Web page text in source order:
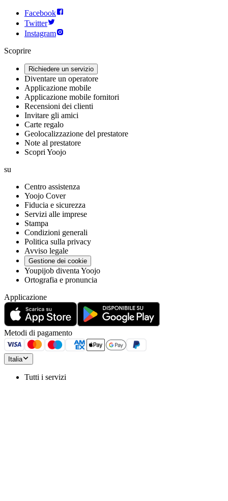
Facebook
Twitter
Instagram
Scoprire
Richiedere un servizio
Diventare un operatore
Applicazione mobile
Applicazione mobile fornitori
Recensioni dei clienti
Invitare gli amici
Carte regalo
Geolocalizzazione del prestatore
Note al prestatore
Scopri Yoojo
su
Centro assistenza
Yoojo Cover
Fiducia e sicurezza
Servizi alle imprese
Stampa
Condizioni generali
Politica sulla privacy
Avviso legale
Gestione dei cookie
Youpijob diventa Yoojo
Ortografia e pronuncia
Applicazione
Metodi di pagamento
Italia
Tutti i servizi